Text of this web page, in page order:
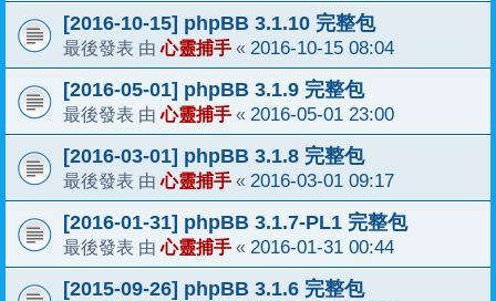
[2016-10-15] phpBB 3.1.10 完整包
最後發表 由心靈捕手 « 2016-10-15 08:04
[2016-05-01] phpBB 3.1.9 完整包
最後發表 由心靈捕手 « 2016-05-01 23:00
[2016-03-01] phpBB 3.1.8 完整包
最後發表 由心靈捕手 « 2016-03-01 09:17
[2016-01-31] phpBB 3.1.7-PL1 完整包
最後發表 由心靈捕手 « 2016-01-31 00:44
[2015-09-26] phpBB 3.1.6 完整包